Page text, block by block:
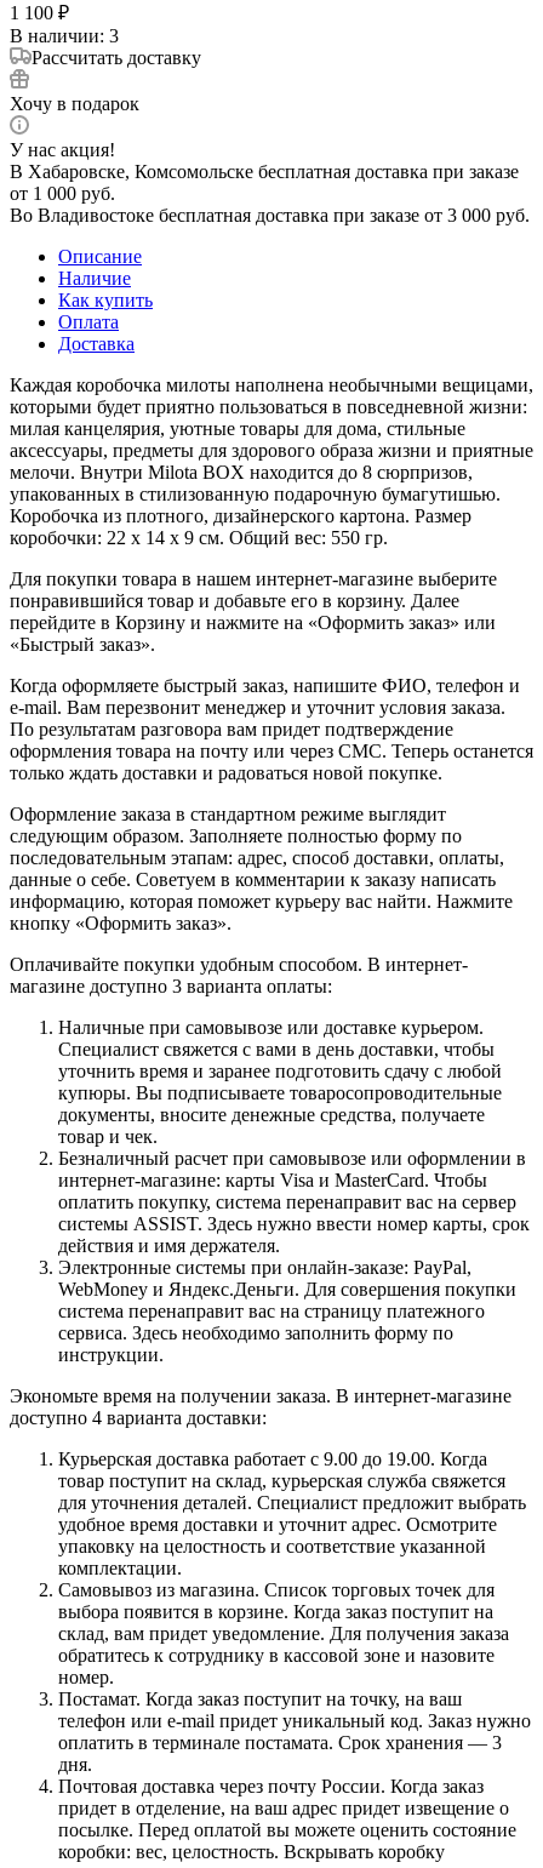
1 100 ₽
В наличии: 3
Рассчитать доставку
Хочу в подарок
У нас акция!
В Хабаровске, Комсомольске бесплатная доставка при заказе
от 1 000 руб.
Во Владивостоке бесплатная доставка при заказе от 3 000 руб.
Описание
Наличие
Как купить
Оплата
Доставка
Каждая коробочка милоты наполнена необычными вещицами,
которыми будет приятно пользоваться в повседневной жизни:
милая канцелярия, уютные товары для дома, стильные
аксессуары, предметы для здорового образа жизни и приятные
мелочи. Внутри Milota BOX находится до 8 сюрпризов,
упакованных в стилизованную подарочную бумагутишью.
Коробочка из плотного, дизайнерского картона. Размер
коробочки: 22 х 14 х 9 см. Общий вес: 550 гр.
Для покупки товара в нашем интернет-магазине выберите
понравившийся товар и добавьте его в корзину. Далее
перейдите в Корзину и нажмите на «Оформить заказ» или
«Быстрый заказ».
Когда оформляете быстрый заказ, напишите ФИО, телефон и
e-mail. Вам перезвонит менеджер и уточнит условия заказа.
По результатам разговора вам придет подтверждение
оформления товара на почту или через СМС. Теперь останется
только ждать доставки и радоваться новой покупке.
Оформление заказа в стандартном режиме выглядит
следующим образом. Заполняете полностью форму по
последовательным этапам: адрес, способ доставки, оплаты,
данные о себе. Советуем в комментарии к заказу написать
информацию, которая поможет курьеру вас найти. Нажмите
кнопку «Оформить заказ».
Оплачивайте покупки удобным способом. В интернет-
магазине доступно 3 варианта оплаты:
Наличные при самовывозе или доставке курьером.
Специалист свяжется с вами в день доставки, чтобы
уточнить время и заранее подготовить сдачу с любой
купюры. Вы подписываете товаросопроводительные
документы, вносите денежные средства, получаете
товар и чек.
Безналичный расчет при самовывозе или оформлении в
интернет-магазине: карты Visa и MasterCard. Чтобы
оплатить покупку, система перенаправит вас на сервер
системы ASSIST. Здесь нужно ввести номер карты, срок
действия и имя держателя.
Электронные системы при онлайн-заказе: PayPal,
WebMoney и Яндекс.Деньги. Для совершения покупки
система перенаправит вас на страницу платежного
сервиса. Здесь необходимо заполнить форму по
инструкции.
Экономьте время на получении заказа. В интернет-магазине
доступно 4 варианта доставки:
Курьерская доставка работает с 9.00 до 19.00. Когда
товар поступит на склад, курьерская служба свяжется
для уточнения деталей. Специалист предложит выбрать
удобное время доставки и уточнит адрес. Осмотрите
упаковку на целостность и соответствие указанной
комплектации.
Самовывоз из магазина. Список торговых точек для
выбора появится в корзине. Когда заказ поступит на
склад, вам придет уведомление. Для получения заказа
обратитесь к сотруднику в кассовой зоне и назовите
номер.
Постамат. Когда заказ поступит на точку, на ваш
телефон или e-mail придет уникальный код. Заказ нужно
оплатить в терминале постамата. Срок хранения — 3
дня.
Почтовая доставка через почту России. Когда заказ
придет в отделение, на ваш адрес придет извещение о
посылке. Перед оплатой вы можете оценить состояние
коробки: вес, целостность. Вскрывать коробку